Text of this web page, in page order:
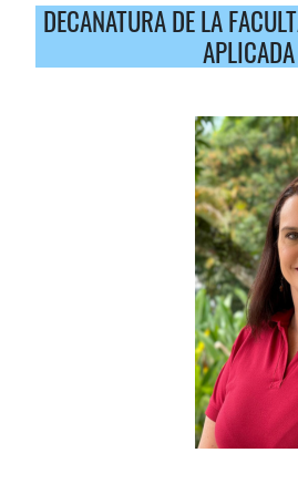
DECANATURA DE LA
APLICADA